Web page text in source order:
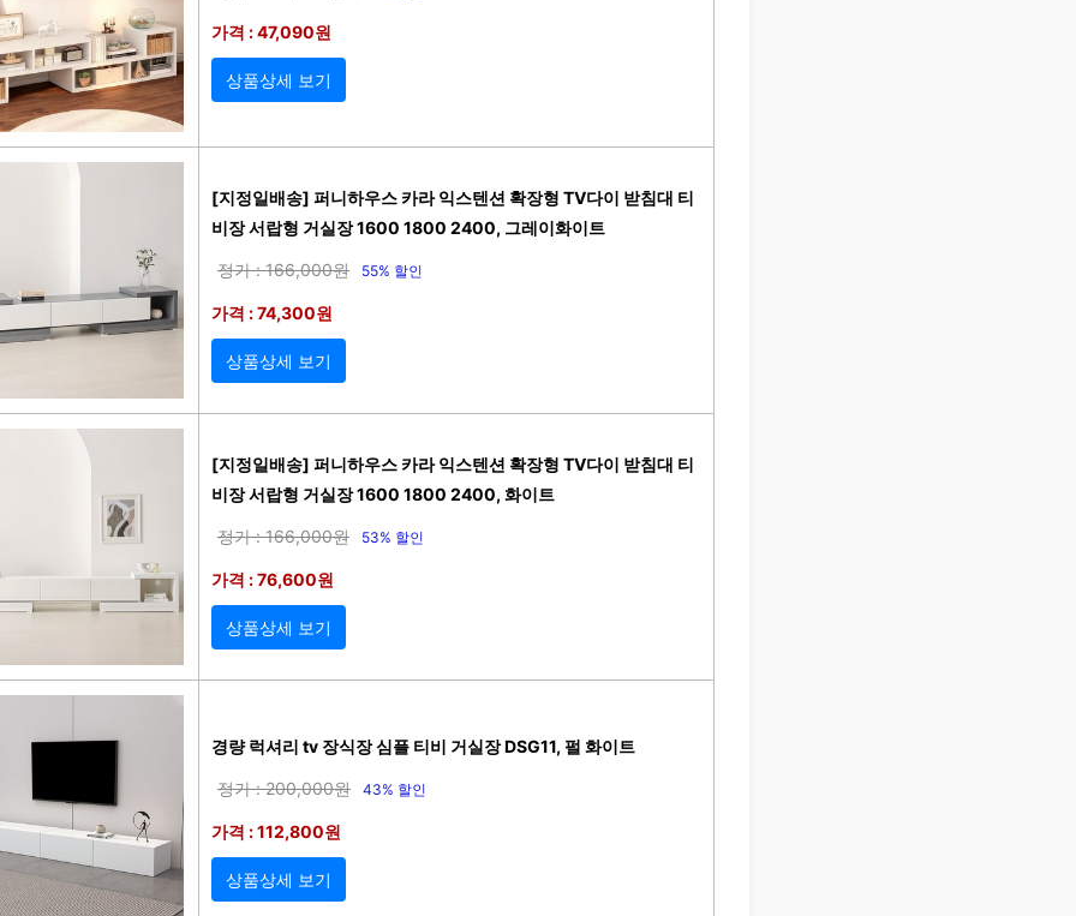
가격 : 47,090원
상품상세 보기
[지정일배송] 퍼니하우스 카라 익스텐션 확장형 TV다이 받침대 티
비장 서랍형 거실장 1600 1800 2400, 그레이화이트
정가 : 166,000원 55% 할인
가격 : 74,300원
상품상세 보기
[지정일배송] 퍼니하우스 카라 익스텐션 확장형 TV다이 받침대 티
비장 서랍형 거실장 1600 1800 2400, 화이트
정가 : 166,000원 53% 할인
가격 : 76,600원
상품상세 보기
경량 럭셔리 tv 장식장 심플 티비 거실장 DSG11, 펄 화이트
정가 : 200,000원 43% 할인
가격 : 112,800원
상품상세 보기